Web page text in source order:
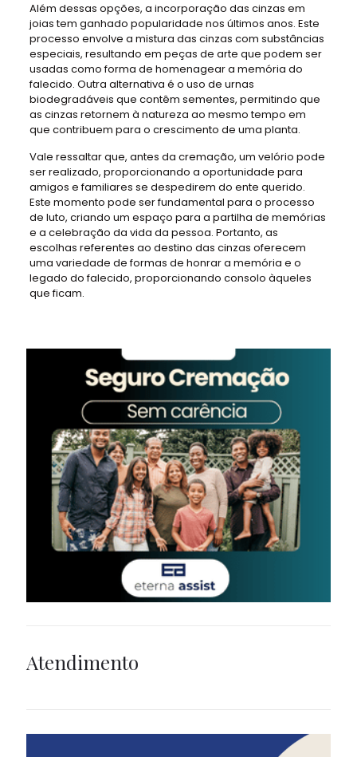
Além dessas opções, a incorporação das cinzas em
joias tem ganhado popularidade nos últimos anos. Este
processo envolve a mistura das cinzas com substâncias
especiais, resultando em peças de arte que podem ser
usadas como forma de homenagear a memória do
falecido. Outra alternativa é o uso de urnas
biodegradáveis que contêm sementes, permitindo que
as cinzas retornem à natureza ao mesmo tempo em
que contribuem para o crescimento de uma planta.
Vale ressaltar que, antes da cremação, um velório pode
ser realizado, proporcionando a oportunidade para
amigos e familiares se despedirem do ente querido.
Este momento pode ser fundamental para o processo
de luto, criando um espaço para a partilha de memórias
e a celebração da vida da pessoa. Portanto, as
escolhas referentes ao destino das cinzas oferecem
uma variedade de formas de honrar a memória e o
legado do falecido, proporcionando consolo àqueles
que ficam.
Atendimento